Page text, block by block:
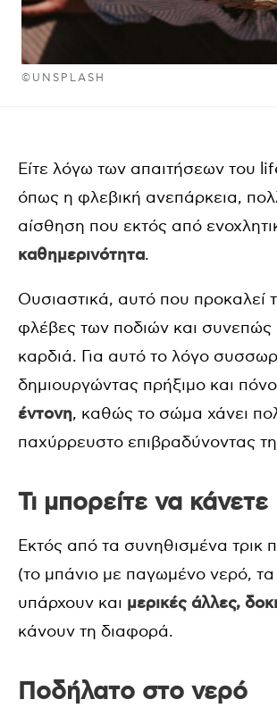
©UNSPLASH
Είτε λόγω των απαιτήσεων του
όπως η φλεβική ανεπάρκεια,
αίσθηση που εκτός από
καθημερινότητα.
Ουσιαστικά, αυτό που προκαλεί
φλέβες των ποδιών και
καρδιά. Για αυτό το λόγο
δημιουργώντας πρήξιμο και
έντονη, καθώς το σώμα χάνει
παχύρρευστο επιβραδύνοντας
Τι μπορείτε να κάνετε
Εκτός από τα συνηθισμένα τρικ
(το μπάνιο με παγωμένο νερό,
υπάρχουν και μερικές άλλες,
κάνουν τη διαφορά.
Ποδήλατο στο νερό